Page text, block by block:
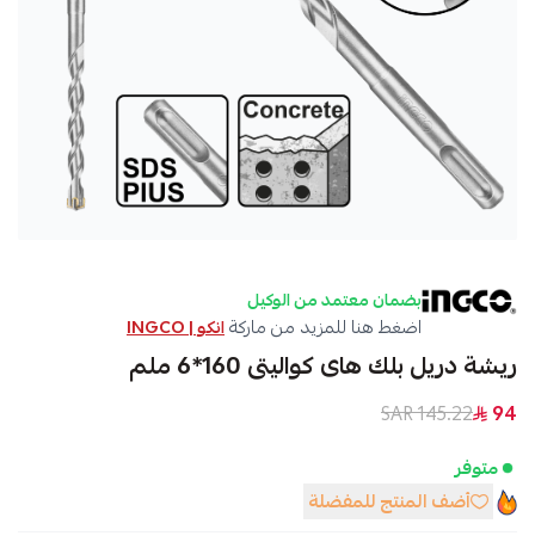
بضمان معتمد من الوكيل
اضغط هنا للمزيد من ماركةانكو | INGCO
ريشة دريل بلك هاى كواليتى 160*6 ملم
94
145.22 SAR
متوفر
أضف المنتج للمفضلة